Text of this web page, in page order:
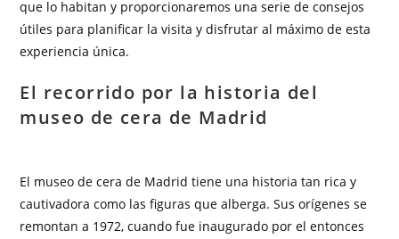
que lo habitan y proporcionaremos una serie de consejos
útiles para planificar la visita y disfrutar al máximo de esta
experiencia única.
El recorrido por la historia del
museo de cera de Madrid
El museo de cera de Madrid tiene una historia tan rica y
cautivadora como las figuras que alberga. Sus orígenes se
remontan a 1972, cuando fue inaugurado por el entonces